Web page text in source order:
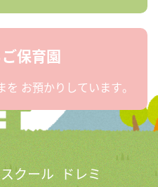
保育園
を お預かりしています。
クール ドレミ